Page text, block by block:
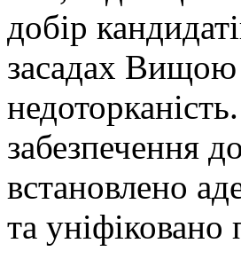
добір
засадах Вищою
забезпечення
встановлено
та